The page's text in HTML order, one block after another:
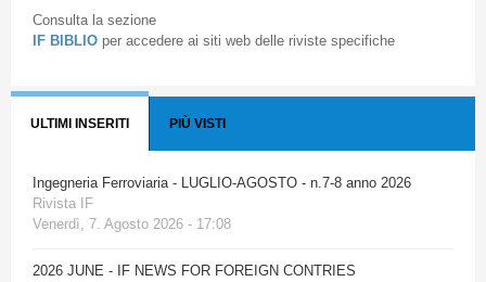
Consulta la sezione
IF BIBLIO per accedere ai siti web delle riviste specifiche
ULTIMI INSERITI PIÙ VISTI
Ingegneria Ferroviaria - LUGLIO-AGOSTO - n.7-8 anno 2026
Rivista IF
Venerdì, 7. Agosto 2026 - 17:08
2026 JUNE - IF NEWS FOR FOREIGN CONTRIES